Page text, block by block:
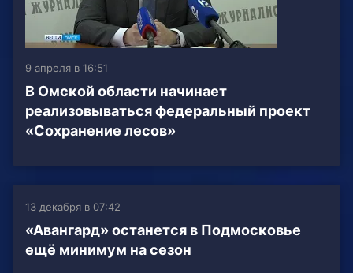
9 апреля в 16:51
В Омской области начинает
реализовываться федеральный проект
«Сохранение лесов»
13 декабря в 07:42
«Авангард» останется в Подмосковье
ещё минимум на сезон